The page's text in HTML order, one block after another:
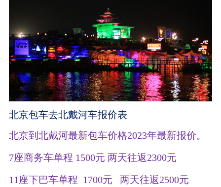
北京包车去北戴河车报价表
北京到北戴河最新包车价格2023年最新报价。
7座商务车单程 1500元 两天往返2300元
11座下巴车单程 1700元 两天往返2500元